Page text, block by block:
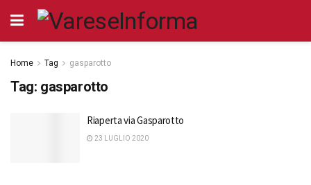
Home Tag gasparotto
Tag: gasparotto
Riaperta via Gasparotto
23 LUGLIO 2020